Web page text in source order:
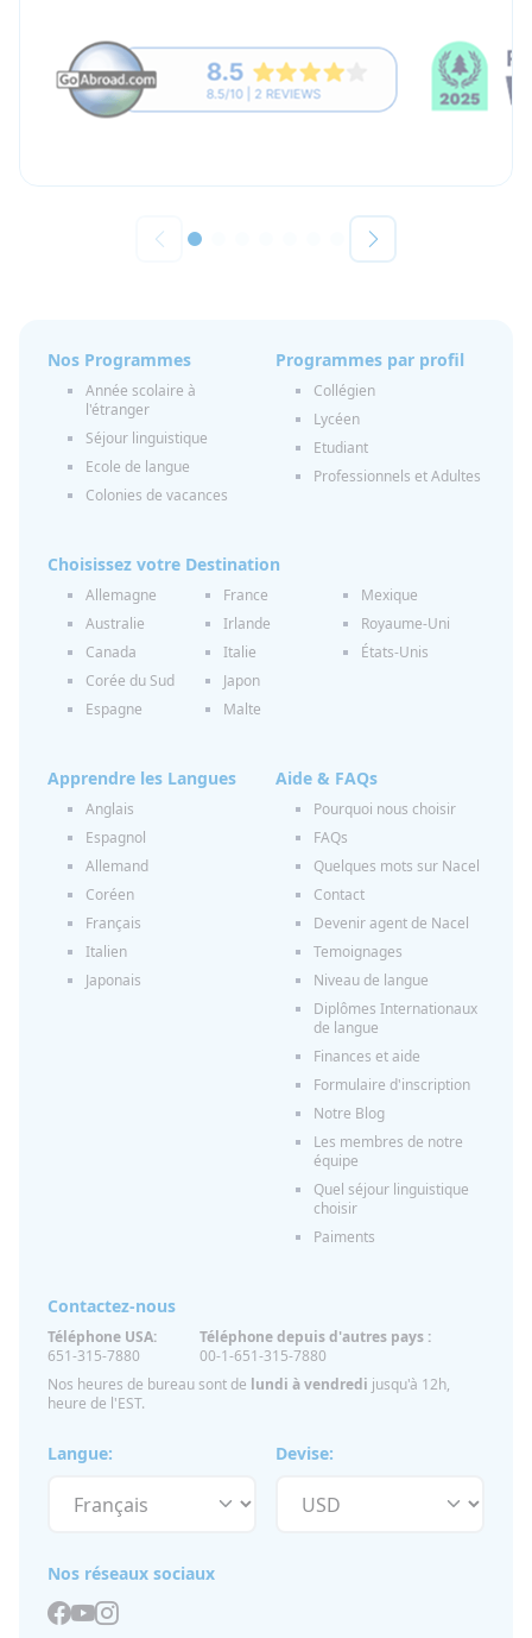
Nos Programmes
Année scolaire à
l'étranger
Séjour linguistique
Ecole de langue
Colonies de vacances
Programmes par profil
Collégien
Lycéen
Etudiant
Professionnels et Adultes
Choisissez votre Destination
Allemagne
Australie
Canada
Corée du Sud
Espagne
France
Irlande
Italie
Japon
Malte
Mexique
Royaume-Uni
États-Unis
Apprendre les Langues
Anglais
Espagnol
Allemand
Coréen
Français
Italien
Japonais
Aide & FAQs
Pourquoi nous choisir
FAQs
Quelques mots sur Nacel
Contact
Devenir agent de Nacel
Temoignages
Niveau de langue
Diplômes Internationaux
de langue
Finances et aide
Formulaire d'inscription
Notre Blog
Les membres de notre
équipe
Quel séjour linguistique
choisir
Paiments
Langue: Devise:
Contactez-nous
Téléphone USA:
651-315-7880
Téléphone depuis d'autres pays :
00-1-651-315-7880
Nos heures de bureau sont de lundi à vendredi jusqu'à 12h,
heure de l'EST.
Nos réseaux sociaux